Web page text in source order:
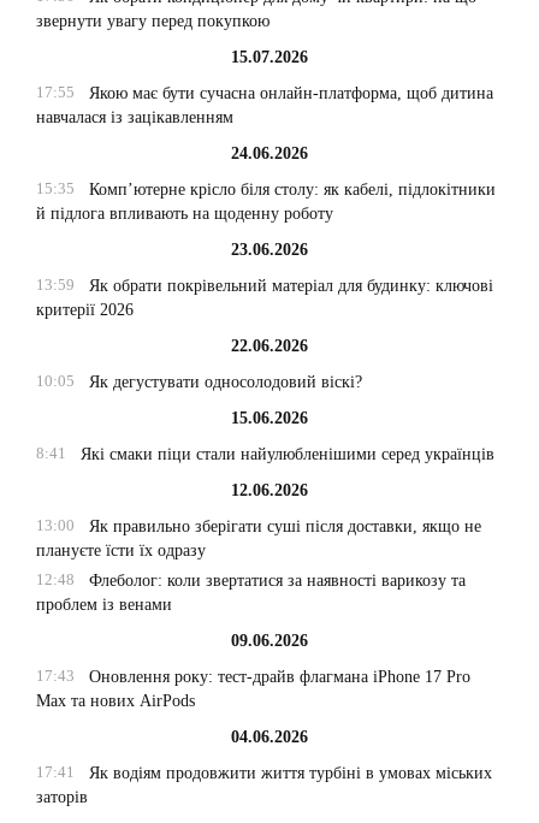
звернути увагу перед покупкою
15.07.2026
17:55
Якою має бути сучасна онлайн-платформа, щоб дитина
навчалася із зацікавленням
24.06.2026
15:35
Комп’ютерне крісло біля столу: як кабелі, підлокітники
й підлога впливають на щоденну роботу
23.06.2026
13:59
Як обрати покрівельний матеріал для будинку: ключові
критерії 2026
22.06.2026
10:05
Як дегустувати односолодовий віскі?
15.06.2026
8:41
Які смаки піци стали найулюбленішими серед українців
12.06.2026
13:00
Як правильно зберігати суші після доставки, якщо не
плануєте їсти їх одразу
12:48
Флеболог: коли звертатися за наявності варикозу та
проблем із венами
09.06.2026
17:43
Оновлення року: тест-драйв флагмана iPhone 17 Pro
Max та нових AirPods
04.06.2026
17:41
Як водіям продовжити життя турбіні в умовах міських
заторів